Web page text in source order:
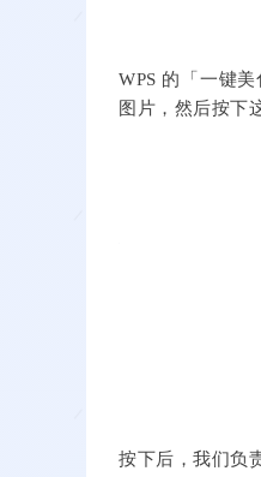
WPS 的「一键
图片，然后按下